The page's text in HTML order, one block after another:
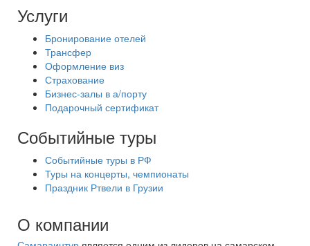
Услуги
Бронирование отелей
Трансфер
Оформление виз
Страхование
Бизнес-залы в а/порту
Подарочный сертификат
Событийные туры
Событийные туры в РФ
Туры на концерты, чемпионаты
Праздник Ртвели в Грузии
О компании